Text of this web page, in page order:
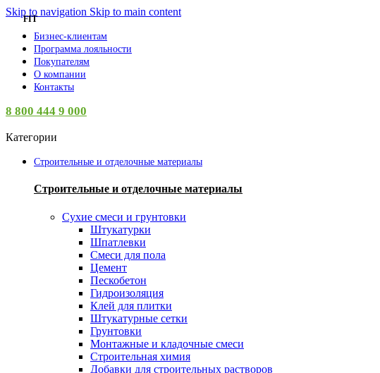
Skip to navigation Skip to main content
Бизнес-клиентам
Программа лояльности
Покупателям
О компании
Контакты
8 800 444 9 000
Категории
Строительные и отделочные материалы
Строительные и отделочные материалы
Сухие смеси и грунтовки
Штукатурки
Шпатлевки
Смеси для пола
Цемент
Пескобетон
Гидроизоляция
Клей для плитки
Штукатурные сетки
Грунтовки
Монтажные и кладочные смеси
Строительная химия
Добавки для строительных растворов
FIT